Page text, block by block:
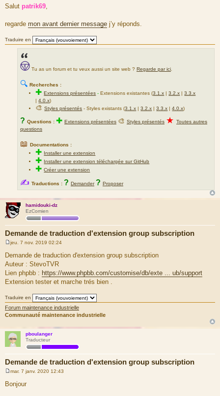
e
s
g
Salut patrik69
regarde mon avant dernier message j’y réponds.
Traduire en
Tu as un forum et tu veux aussi un site web ? Regarde par ici
🔍 Recherches :
✚Extensions présentées -Extensions existantes (3.1.x |3.2.x |3.3.x
|4.0.x)
🎨Styles présentés - Styles existants (3.1.x |3.2.x |3.3.x |4.0.x)
? Questions : ✚ Extensions présentées 🎨 Styles présentés ★ Toutes autres
questions
📖 Documentations :
✚ Installer une extension
✚ Installer une extension téléchargée sur GitHub
✚Créer une extension
✍ Traductions : ? Demander ? Proposer
hamidouki-dz
EzComien
Demande de traduction d'extension group subscription
M
e
s
s
a
g
e
jeu. 7 nov. 2019 02:24
Demande de traduction d'extension group subscription
Auteur : StevoTVR
Lien phpbb : https://www.phpbb.com/customise/db/exte ... ub/support
Extension tester et marche trés bien .
Traduire en
Forum maintenance industrielle
Communauté maintenance industrielle
pboulanger
Traducteur
Demande de traduction d'extension group subscription
s
mar. 7 janv. 2020 12:43
Bonjour